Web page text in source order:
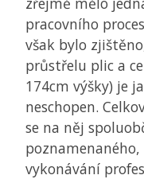
pracovního
však bylo
průstřelu plic a
174cm výšky) je
neschopen.
se na něj
vykonávání